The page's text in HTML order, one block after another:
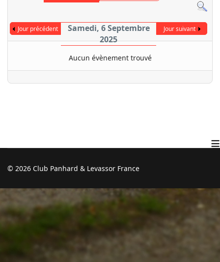
Jour précédent
Samedi, 6 Septembre
2025
Jour suivant
Aucun évènement trouvé
≡
© 2026 Club Panhard & Levassor France